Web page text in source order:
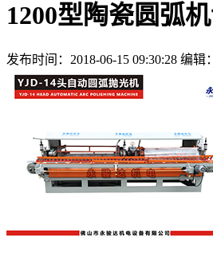
1200型陶瓷圆弧
发布时间：2018-06-15 09:30:28 编辑